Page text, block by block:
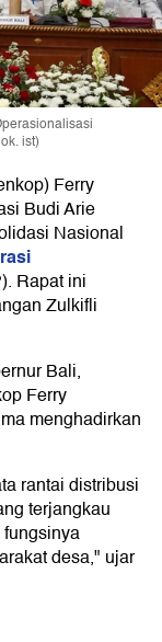
ist)
Ferry
Budi Arie
Nasional
Rapat ini
Zulkifli
Bali,
Ferry
menghadirkan
rantai distribusi
terjangkau
desa," ujar